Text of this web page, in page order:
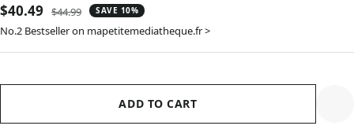
Sale
price
$40.49
Regular
price
$44.99 SAVE 10%
No.2 Bestseller on mapetitemediatheque.fr >
ADD TO CART